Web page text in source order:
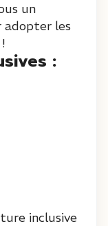
un
les
:
inclusive